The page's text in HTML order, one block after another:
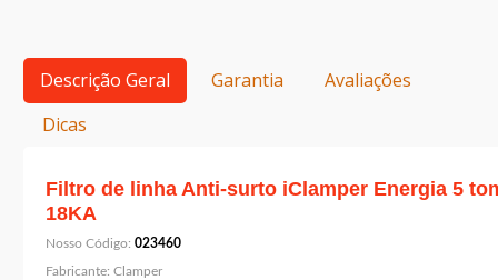
Descrição Geral Garantia
Avaliações
Dicas
Filtro de linha Anti-surto iClamper Energia 5
18KA
Nosso Código: 023460
Fabricante: Clamper